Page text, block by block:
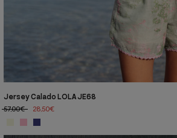
Jersey Calado LOLA JE68
57,00€
28,50€